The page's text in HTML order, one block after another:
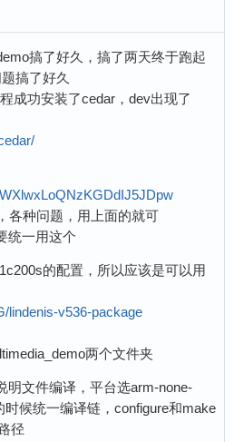
搞了好久，搞了两天终于跑起
搞了好久
成功安装了cedar，dev出现了
各种问题，用上面的就可
统一用这个
的配置，所以应该是可以用
lindenis-v536-package
两个文件夹
明文件编译，平台选arm-none-
时候统一编译链，configure和make
径